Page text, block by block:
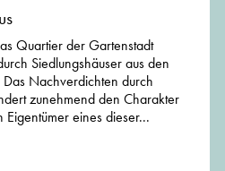
Quartier der Gartenstadt
Siedlungshäuser aus den
Nachverdichten durch
zunehmend den Charakter
Eigentümer eines dieser...